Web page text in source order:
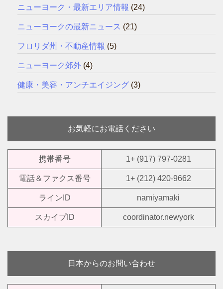
ニューヨーク・最新エリア情報 (24)
ニューヨークの最新ニュース (21)
フロリダ州・不動産情報 (5)
ニューヨーク郊外 (4)
健康・美容・アンチエイジング (3)
お気軽にお電話ください
携帯番号 1+ (917) 797-0281
電話＆ファクス番号 1+ (212) 420-9662
ラインID namiyamaki
スカイプID coordinator.newyork
日本からのお問い合わせ